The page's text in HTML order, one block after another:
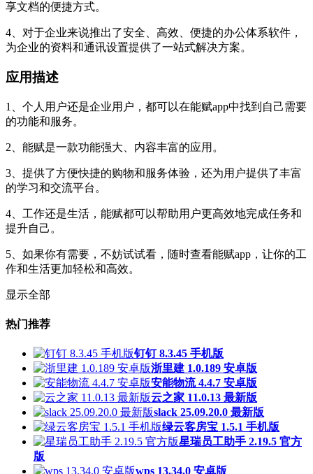
享文档的便捷方式。
4、对于企业来说推出了安全、高效、便捷的办公体系软件，
为企业的资料和通讯设置提供了一站式解决方案。
应用描述
1、个人用户还是企业用户，都可以在能赋app中找到自己需要
的功能和服务。
2、能赋是一款功能强大、内容丰富的应用。
3、提供了方便快捷的购物和服务体验，还为用户提供了丰富
的学习和交流平台。
4、工作还是生活，能赋都可以帮助用户更高效地完成任务和
提升自己。
5、如果你有需要，不妨试试看，随时查看能赋app，让你的工
作和生活更加轻松和高效。
显示全部
热门推荐
钉钉 8.3.45 手机版
浙里建 1.0.189 安卓版
安能物流 4.4.7 安卓版
云之家 11.0.13 最新版
slack 25.09.20.0 最新版
绿云客房宝 1.5.1 手机版
星瑞员工助手 2.19.5 官方
版
wps 13.34.0 安卓版